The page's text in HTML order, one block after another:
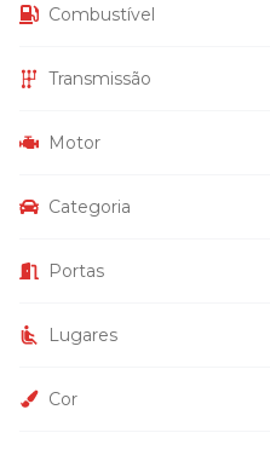
Combustível
Transmissão
Motor
Categoria
Portas
Lugares
Cor